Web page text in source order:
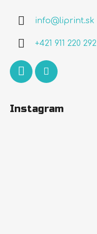
info@liprint.sk
+421 911 220 292
Instagram